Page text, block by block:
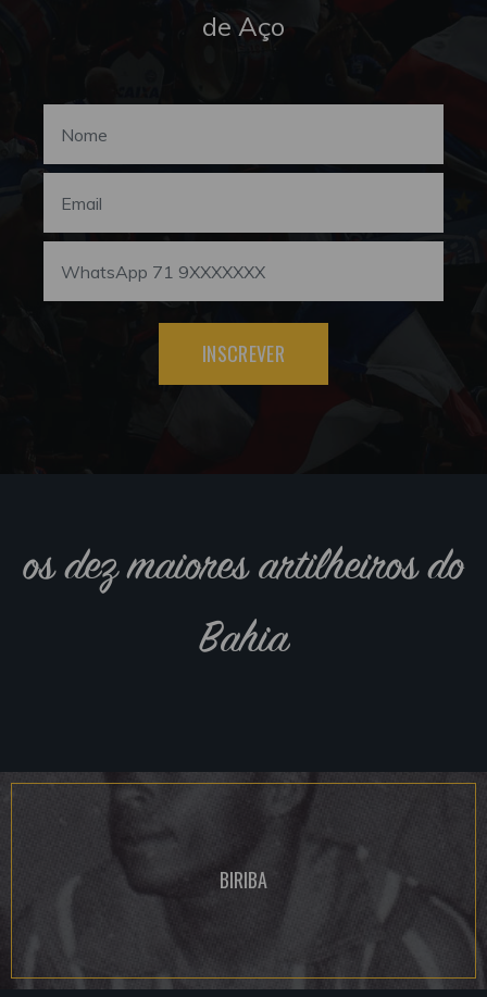
de Aço
INSCREVER
os dez maiores artilheiros do
Bahia
BIRIBA